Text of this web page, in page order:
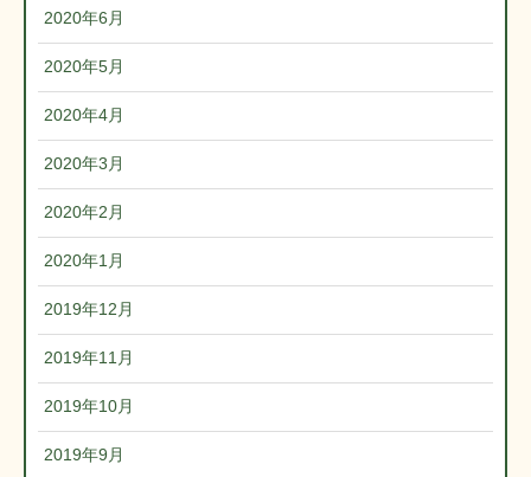
2020年6月
2020年5月
2020年4月
2020年3月
2020年2月
2020年1月
2019年12月
2019年11月
2019年10月
2019年9月